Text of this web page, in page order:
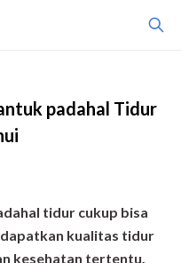
padahal Tidur
tidur cukup bisa
kualitas tidur
kesehatan tertentu.